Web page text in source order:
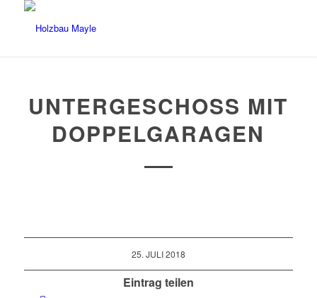
UNTERGESCHOSS MIT
DOPPELGARAGEN
25. JULI 2018
Eintrag teilen